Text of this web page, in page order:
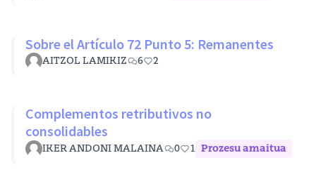
Sobre el Artículo 72 Punto 5: Remanentes
AITZOL LAMIKIZ 6 2
Complementos retributivos no
consolidables
IKER ANDONI MALAINA 0 1 Prozesu amaitua